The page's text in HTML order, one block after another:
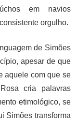
em navios
orgulho.
de Simões
apesar de que
aquele com que se
cria palavras
etimológico, se
Simões transforma